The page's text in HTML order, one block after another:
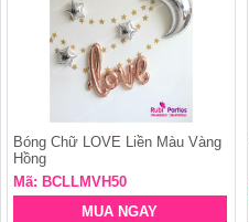
Bóng Chữ LOVE Liền Màu Vàng
Hồng
Mã: BCLLMVH50
MUA NGAY